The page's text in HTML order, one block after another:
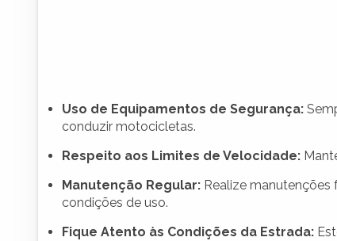
Uso de Equipamentos de Segurança:
conduzir motocicletas.
Respeito aos Limites de Velocidade:
Manutenção Regular: Realize
condições de uso.
Fique Atento às Condições da Estrada: